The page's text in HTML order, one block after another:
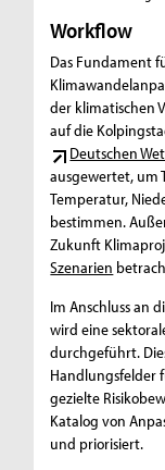
Workflow
Das Fundament
der klimatischen
auf die
Deutschen
ausgewertet, um
Temperatur,
bestimmen.
Zukunft
Szenarien
Im Anschluss an
wird eine
durchgeführt.
Handlungsfelder
gezielte
Katalog von
und priorisiert.